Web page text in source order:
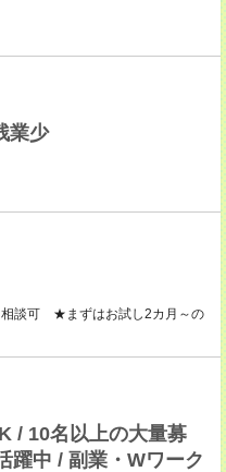
業少
相談可 ★まずはお試し2カ月～の
/ 10名以上の大量募
躍中 / 副業・Wワーク